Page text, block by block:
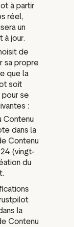
à partir
réel,
un
à jour.
de
sa propre
que la
soit
se
:
Contenu
dans la
Contenu
(vingt-
du
la
Contenu